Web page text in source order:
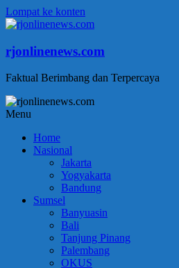
Lompat ke konten
rjonlinenews.com
Faktual Berimbang dan Terpercaya
Menu
Home
Nasional
Jakarta
Yogyakarta
Bandung
Sumsel
Banyuasin
Bali
Tanjung Pinang
Palembang
OKUS